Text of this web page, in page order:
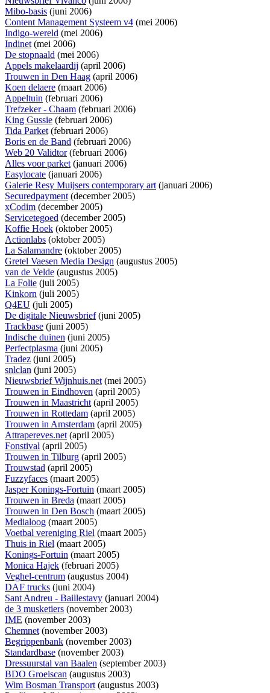
Mibo-basis (juni 2006)
Content Management Systeem v4 (mei 2006)
Indigo-wereld (mei 2006)
Indinet(mei 2006)
De stopnaald (mei 2006)
Appels makelaardij (april 2006)
Trouwen in Den Haag (april 2006)
Koen delaere (maart 2006)
Appeltuin (februari 2006)
Trefzeker - Chaam (februari 2006)
King Gussie (februari 2006)
Tida Parket(februari 2006)
Boris en de Band (februari 2006)
Web 20 Validtor(februari 2006)
Alles voor parket(januari 2006)
Easylocate (januari 2006)
Galerie Resy Muijsers contemporary art(januari 2006)
Securedpayment(december 2005)
xCodim (december 2005)
Servicetegoed (december 2005)
Koffie Hoek (oktober 2005)
Actionlabs (oktober 2005)
La Salamandre (oktober 2005)
Gretel Vaesen Media Design (augustus 2005)
van de Velde (augustus 2005)
La Folie (juli 2005)
Kinkorn (juli 2005)
Q4EU (juli 2005)
De digitale Nieuwsbrief(juni 2005)
Trackbase (juni 2005)
Indische duinen (juni 2005)
Perfectplasma (juni 2005)
Tradez (juni 2005)
snlclan (juni 2005)
Nieuwsbrief Wijnhuis.net(mei 2005)
Trouwen in Eindhoven (april 2005)
Trouwen in Maastricht(april 2005)
Trouwen in Rottedam (april 2005)
Trouwen in Amsterdam (april 2005)
Attrapereves.net(april 2005)
Fonstival (april 2005)
Trouwen in Tilburg (april 2005)
Trouwstad (april 2005)
Fuzzyfaces (maart 2005)
Jasper Konings-Fortuin (maart 2005)
Trouwen in Breda (maart 2005)
Trouwen in Den Bosch (maart 2005)
Medialoog (maart 2005)
Voetbal vereniging Riel (maart 2005)
Thuis in Riel (maart 2005)
Konings-Fortuin (maart 2005)
Monica Hajek (februari 2005)
Veghel-centrum (augustus 2004)
DAF trucks (juni 2004)
Sant Andreu - Baillestavy (januari 2004)
de 3 musketiers (november 2003)
IME (november 2003)
Chemnet(november 2003)
Begrippenbank (november 2003)
Standardbase (november 2003)
Dressuurstal van Baalen (september 2003)
BDO Groeiscan (augustus 2003)
Wim Bosman Transport(augustus 2003)